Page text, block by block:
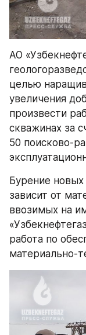
АО
целью
увеличения
произвести
скважинах за
50 поисково-
Бурение
зависит от
ввозимых на
работа по
материально-